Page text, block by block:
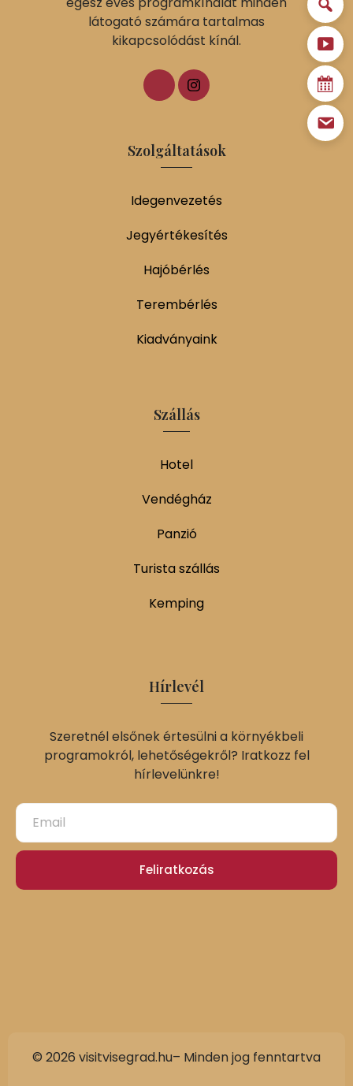
látogató számára tartalmas
kikapcsolódást kínál.
Szolgáltatások
Idegenvezetés
Jegyértékesítés
Hajóbérlés
Terembérlés
Kiadványaink
Szállás
Hotel
Vendégház
Panzió
Turista szállás
Kemping
Hírlevél
Szeretnél elsőnek értesülni a környékbeli
programokról, lehetőségekről? Iratkozz fel
hírlevelünkre!
Feliratkozás
© 2026 visitvisegrad.hu– Minden jog fenntartva
Slovak